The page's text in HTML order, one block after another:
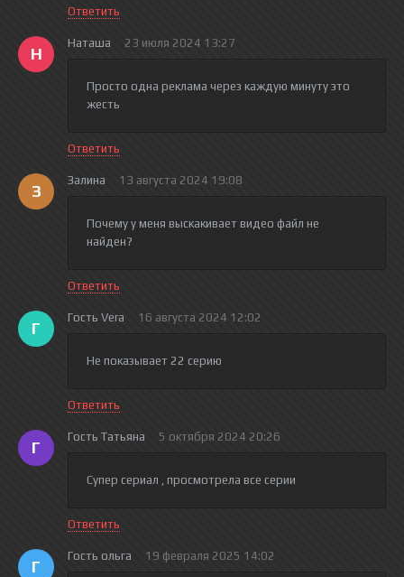
Ответить
Н
Наташа 23 июля 2024 13:27
Просто одна реклама через каждую минуту это
жесть
Ответить
З
Залина 13 августа 2024 19:08
Почему у меня выскакивает видео файл не
найден?
Ответить
Г
Гость Vera 16 августа 2024 12:02
Не показывает 22 серию
Ответить
Г
Гость Татьяна 5 октября 2024 20:26
Супер сериал , просмотрела все серии
Ответить
Г
Гость ольга 19 февраля 2025 14:02